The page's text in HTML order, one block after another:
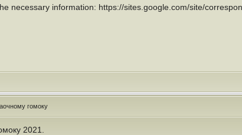
necessary information: https://sites.google.com/site/
гомоку
2021.